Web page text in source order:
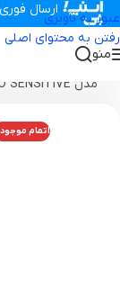
عبور به ناوبری
رفتن به محتوای اصلی
ارسال فوری زیر 3
منو
تجهیزات پزشکی
مدل BIO SENSITIVE هیدرودرم 50 میلی لیتر
اتمام